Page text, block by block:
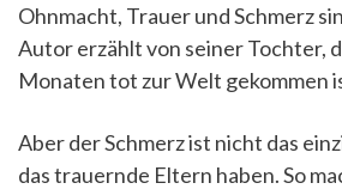
Ohnmacht, Trauer und Schmerz
Autor erzählt von seiner Tochter,
Monaten tot zur Welt gekommen
Aber der Schmerz ist nicht das
das trauernde Eltern haben. So